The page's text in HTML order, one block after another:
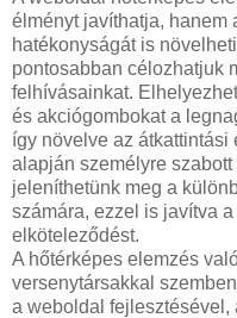
élményt javíthatja, hanem
hatékonyságát is
pontosabban célozhatjuk
felhívásainkat.
és akciógombokat a
így növelve az átkattintási
alapján személyre
jeleníthetünk meg a
számára, ezzel is javítva
elköteleződést.
A hőtérképes elemzés
versenytársakkal
a weboldal fejlesztésével,